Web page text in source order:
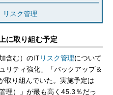
スク管理
に取り組む予定
含む）のIT リスク管理について
リティ強化」「バックアップ＆
取り組んでいた。実施予定は
理）」が最も高く45.3％だっ